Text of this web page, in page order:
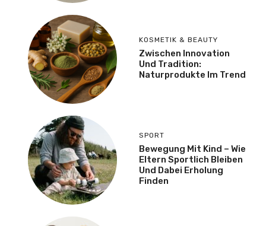
KOSMETIK & BEAUTY
Zwischen Innovation
Und Tradition:
Naturprodukte Im Trend
SPORT
Bewegung Mit Kind – Wie
Eltern Sportlich Bleiben
Und Dabei Erholung
Finden